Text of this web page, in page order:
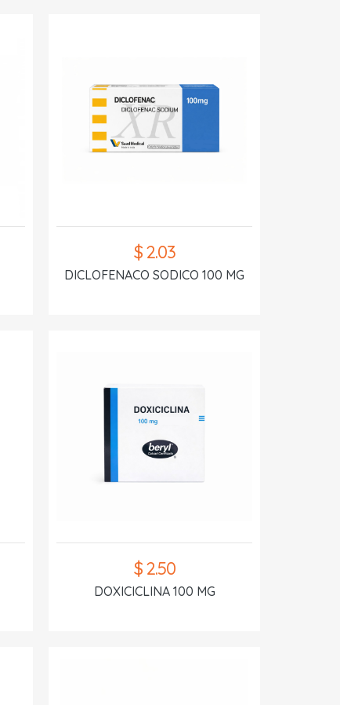
$ 2.03
DICLOFENACO SODICO 100 MG
$ 2.50
DOXICICLINA 100 MG